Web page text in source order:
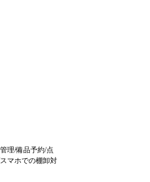
理/備品予約/点
マホでの棚卸対